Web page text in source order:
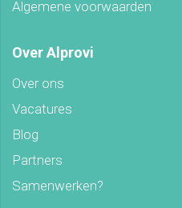
Algemene voorwaarden
Over Alprovi
Over ons
Vacatures
Blog
Partners
Samenwerken?